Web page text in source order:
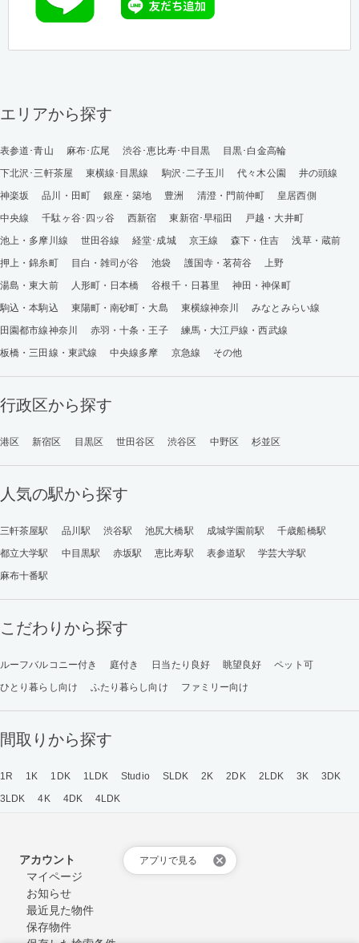
アプリで見る
エリアから探す
表参道･青山 麻布･広尾 渋谷･恵比寿･中目黒
目黒･白金高輪
下北沢･三軒茶屋
東横線･目黒線 駒沢･二子玉川 代々木公園
井の頭線
神楽坂
品川・田町 銀座・築地 豊洲 清澄・門前仲町
皇居西側
中央線
千駄ヶ谷･四ッ谷 西新宿 東新宿･早稲田
戸越・大井町
池上・多摩川線
世田谷線 経堂･成城 京王線 森下・住吉
浅草・蔵前
押上・錦糸町
目白・雑司が谷 池袋 護国寺・茗荷谷
上野
湯島・東大前
人形町・日本橋 谷根千・日暮里
神田・神保町
駒込・本駒込
東陽町・南砂町・大島 東横線神奈川
みなとみらい線
田園都市線神奈川
赤羽・十条・王子
練馬・大江戸線・西武線
板橋・三田線・東武線
中央線多摩 京急線 その他
行政区から探す
港区 新宿区 目黒区 世田谷区 渋谷区 中野区 杉並区
人気の駅から探す
三軒茶屋駅 品川駅 渋谷駅 池尻大橋駅 成城学園前駅
千歳船橋駅
都立大学駅
中目黒駅 赤坂駅 恵比寿駅 表参道駅
学芸大学駅
麻布十番駅
こだわりから探す
ルーフバルコニー付き 庭付き 日当たり良好 眺望良好
ペット可
ひとり暮らし向け
ふたり暮らし向け ファミリー向け
間取りから探す
1R 1K 1DK 1LDK Studio SLDK 2K 2DK 2LDK 3K
3DK
3LDK
4K 4DK 4LDK
アカウント
マイページ
お知らせ
最近見た物件
保存物件